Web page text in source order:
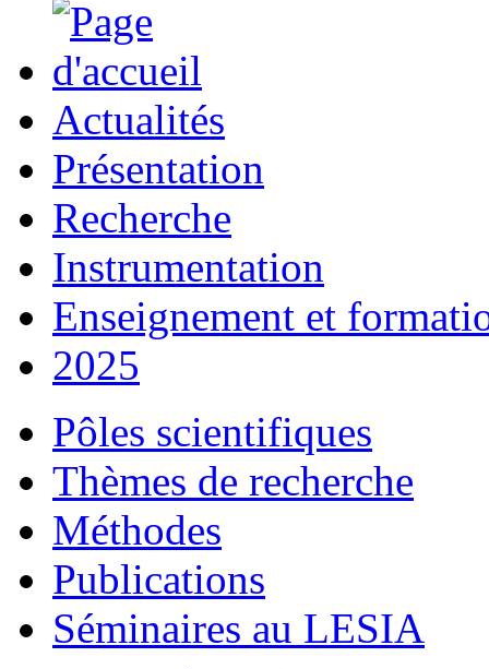
Actualités
Présentation
Recherche
Instrumentation
Enseignement et
2025
Pôles scientifiques
Thèmes de recherche
Méthodes
Publications
Séminaires au LESIA